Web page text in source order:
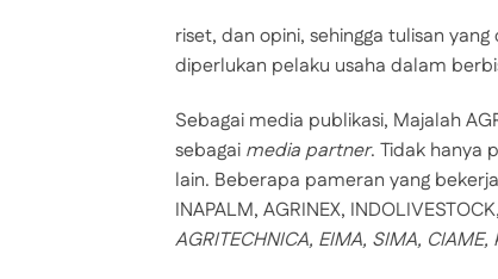
riset, dan opini, sehingga tulisan
diperlukan pelaku usaha dalam
Sebagai media publikasi, Majalah
sebagai media partner. Tidak hanya
lain. Beberapa pameran yang
INAPALM, AGRINEX,
AGRITECHNICA, EIMA, SIMA, CIAME,